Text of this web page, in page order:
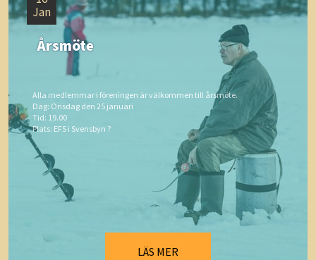
Jan
Alla medlemmar i föreningen är välkommen till årsmöte.
Dag: Onsdag den 25 januari
Tid: 19.00
Plats: EFS i Svensbyn ?
Årsmöte
LÄS MER